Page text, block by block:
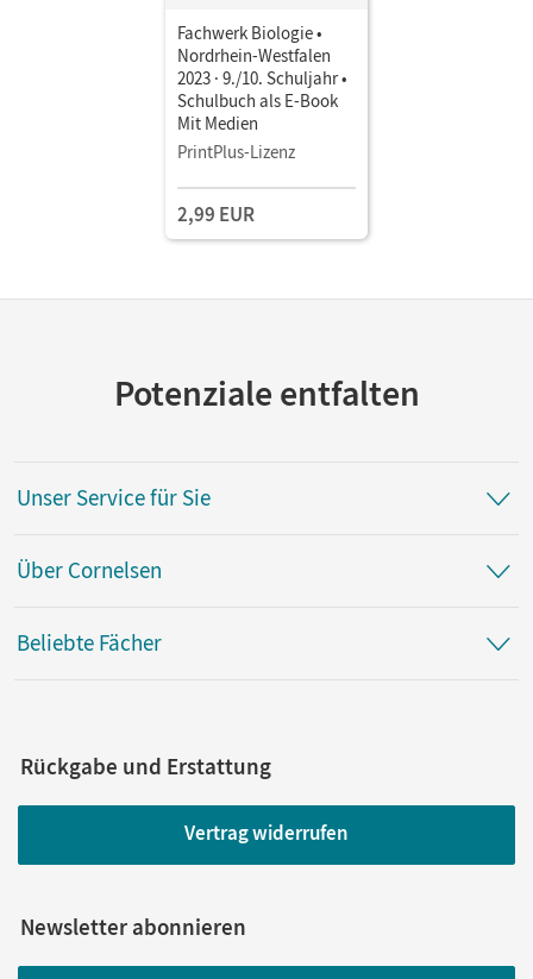
Fachwerk Biologie •
Nordrhein-Westfalen
2023 · 9./10. Schuljahr •
Schulbuch als E-Book
Mit Medien
PrintPlus-Lizenz
2,99 EUR
Potenziale entfalten
Unser Service für Sie
Über Cornelsen
Beliebte Fächer
Rückgabe und Erstattung
Vertrag widerrufen
Newsletter abonnieren